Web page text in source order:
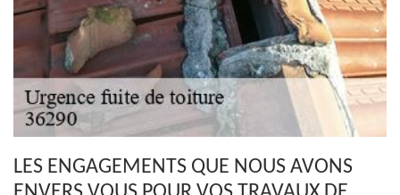
LES ENGAGEMENTS QUE NOUS AVONS